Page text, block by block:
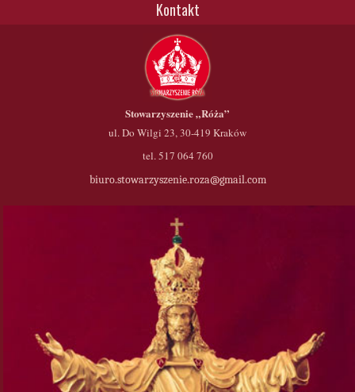
Kontakt
Stowarzyszenie„Róża”
ul. Do Wilgi 23, 30-419 Kraków
tel. 517 064 760
biuro.stowarzyszenie.roza@gmail.com